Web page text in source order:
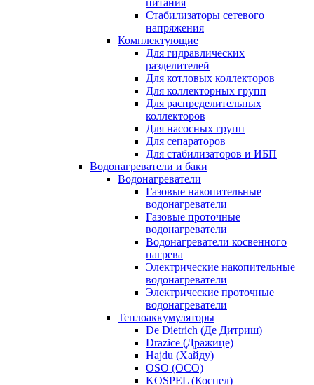
питания
Стабилизаторы сетевого
напряжения
Комплектующие
Для гидравлических
разделителей
Для котловых коллекторов
Для коллекторных групп
Для распределительных
коллекторов
Для насосных групп
Для сепараторов
Для стабилизаторов и ИБП
Водонагреватели и баки
Водонагреватели
Газовые накопительные
водонагреватели
Газовые проточные
водонагреватели
Водонагреватели косвенного
нагрева
Электрические накопительные
водонагреватели
Электрические проточные
водонагреватели
Теплоаккумуляторы
De Dietrich (Де Дитриш)
Drazice (Дражице)
Hajdu (Хайду)
OSO (ОСО)
KOSPEL (Коспел)